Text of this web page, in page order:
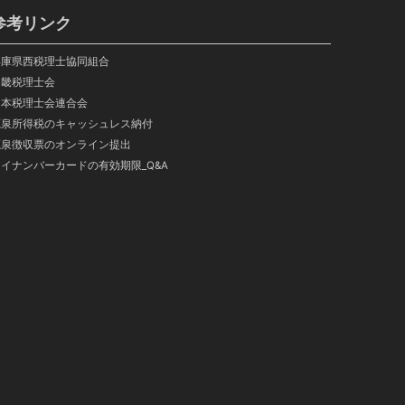
考リンク
県西税理士協同組合
税理士会
税理士会連合会
所得税のキャッシュレス納付
徴収票のオンライン提出
ナンバーカードの有効期限_Q&A